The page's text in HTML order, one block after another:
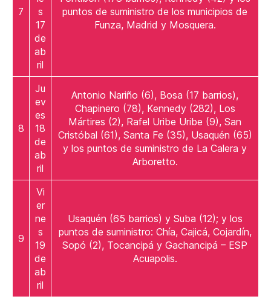
7
s
17
de
ab
ril
puntos de suministro de los municipios de
Funza, Madrid y Mosquera.
8
Ju
ev
es
18
de
ab
ril
Antonio Nariño (6), Bosa (17 barrios),
Chapinero (78), Kennedy (282), Los
Mártires (2), Rafel Uribe Uribe (9), San
Cristóbal (61), Santa Fe (35), Usaquén (65)
y los puntos de suministro de La Calera y
Arboretto.
9
Vi
er
ne
s
19
de
ab
ril
Usaquén (65 barrios) y Suba (12); y los
puntos de suministro: Chía, Cajicá, Cojardín,
Sopó (2), Tocancipá y Gachancipá – ESP
Acuapolis.